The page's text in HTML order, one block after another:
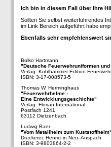
Ich bin in diesem Fall über Ihre
Sollten Sie selbst weiterführendes
im Link Bereich aufgeführt habe
Ebenfalls sehr empfehlenswert
Bolko Hartmann
"Deutsche Feuerwehruniformen
Verlag: Kohlhammer Edition
ISBN: 3-17-008573-5
Thomas W. Herminghaus
"Feuerwehrhelme -
Eine Entwicklungsgeschichte"
Verlag: Florian International
Postfach 1241
63112 Dietzenbach
Ludwig Baer
"Vom Metallhelm zum
Druckerei: Henrici in Neu- Anspach
ISBN: 3-9803864-2-2